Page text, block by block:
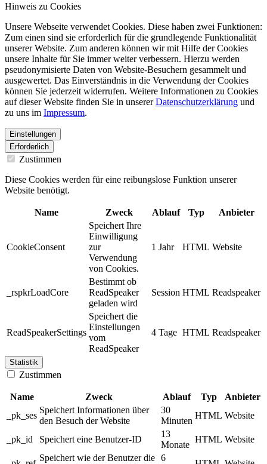
Hinweis zu Cookies
Unsere Webseite verwendet Cookies. Diese haben zwei Funktionen:
Zum einen sind sie erforderlich für die grundlegende Funktionalität
unserer Website. Zum anderen können wir mit Hilfe der Cookies
unsere Inhalte für Sie immer weiter verbessern. Hierzu werden
pseudonymisierte Daten von Website-Besuchern gesammelt und
ausgewertet. Das Einverständnis in die Verwendung der Cookies
können Sie jederzeit widerrufen. Weitere Informationen zu Cookies
auf dieser Website finden Sie in unsererDatenschutzerklärung und
zu uns im Impressum.
Einstellungen
Erforderlich
Zustimmen
Diese Cookies werden für eine reibungslose Funktion unserer
Website benötigt.
Name Zweck Ablauf Typ Anbieter
CookieConsent
Speichert Ihre
Einwilligung
zur
Verwendung
von Cookies.
1 Jahr HTML Website
_rspkrLoadCore
Bestimmt ob
ReadSpeaker
geladen wird
Session HTML Readspeaker
ReadSpeakerSettings
Speichert die
Einstellungen
vom
ReadSpeaker
4 Tage HTML Readspeaker
Statistik
Zustimmen
Name Zweck Ablauf Typ
Anbieter
_pk_ses
Speichert Informationen über
den Besuch der Website
30
Minuten
HTML Website
_pk_id Speichert eine Benutzer-ID
13
Monate
HTML Website
Speichert wie der Benutzer die 6